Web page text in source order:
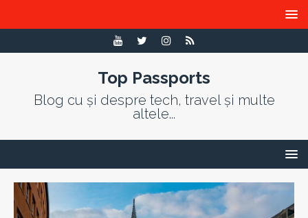
Top Passports
Blog cu și despre tech, travel și multe
altele...